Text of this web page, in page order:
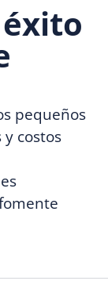
pequeños
costos